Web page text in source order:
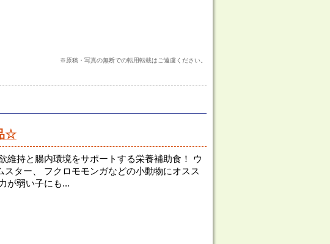
※原稿・写真の無断での転用転載はご遠慮ください。
☆
維持と腸内環境をサポートする栄養補助食！ ウ
ター、 フクロモモンガなどの小動物にオスス
が弱い子にも...